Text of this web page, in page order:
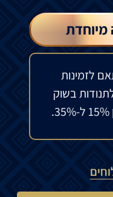
מיוחדת
לזמינות
בשוק